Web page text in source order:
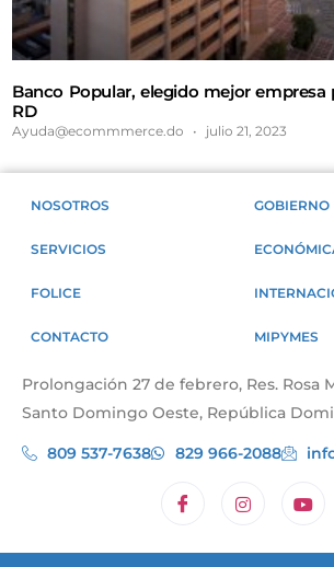
Banco Popular, elegido mejor empresa
RD
Ayuda@ecommmerce.do julio 21, 2023
NOSOTROS
SERVICIOS
FOLICE
CONTACTO
GOBIERNO
MIPYMES
Prolongación 27 de febrero, Res. Rosa
Santo Domingo Oeste, República
809 537-7638 829 966-2088